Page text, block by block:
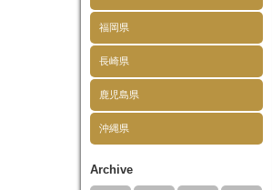
福岡県
長崎県
鹿児島県
沖縄県
Archive